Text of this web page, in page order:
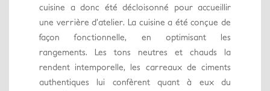
cuisine a donc été décloisonné pour accueillir
une verrière d’atelier. La cuisine a été conçue de
façon fonctionnelle, en optimisant les
rangements. Les tons neutres et chauds la
rendent intemporelle, les carreaux de ciments
authentiques lui confèrent quant à eux du